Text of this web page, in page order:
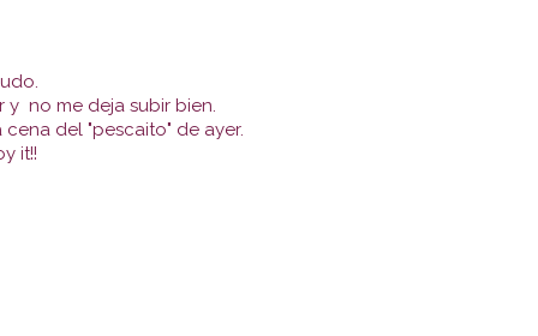
y no me deja subir bien.
del "pescaito" de ayer.
it!!